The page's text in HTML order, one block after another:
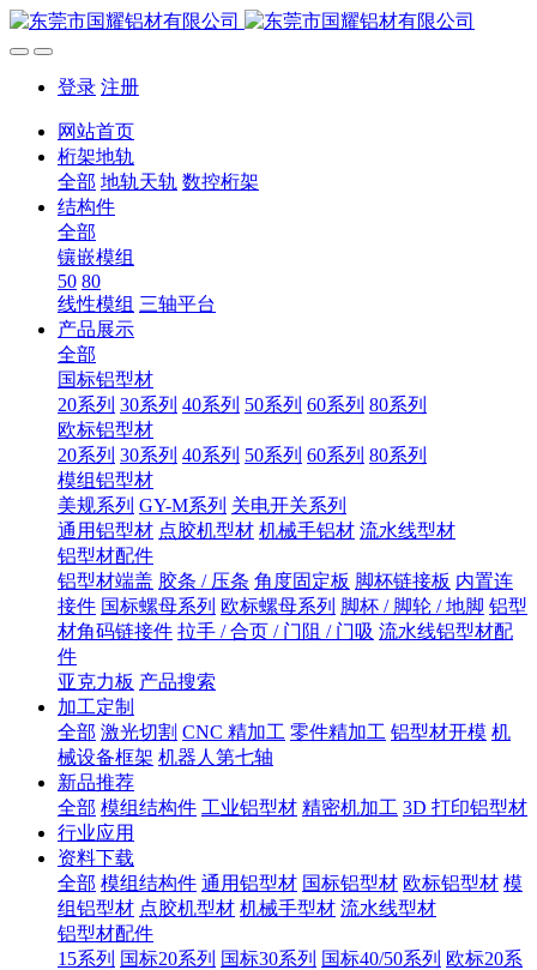
登录 注册
网站首页
桁架地轨
全部 地轨天轨 数控桁架
结构件
全部
镶嵌模组
50 80
线性模组 三轴平台
产品展示
全部
国标铝型材
20系列 30系列 40系列 50系列 60系列 80系列
欧标铝型材
20系列 30系列 40系列 50系列 60系列 80系列
模组铝型材
美规系列 GY-M系列 关电开关系列
通用铝型材 点胶机型材 机械手铝材 流水线型材
铝型材配件
铝型材端盖 胶条 / 压条 角度固定板 脚杯链接板 内置连
接件 国标螺母系列 欧标螺母系列 脚杯 / 脚轮 / 地脚 铝型
材角码链接件 拉手 / 合页 / 门阻 / 门吸 流水线铝型材配
件
亚克力板 产品搜索
加工定制
全部 激光切割 CNC 精加工 零件精加工 铝型材开模 机
械设备框架 机器人第七轴
新品推荐
全部 模组结构件 工业铝型材 精密机加工 3D 打印铝型材
行业应用
资料下载
全部 模组结构件 通用铝型材 国标铝型材 欧标铝型材 模
组铝型材 点胶机型材 机械手型材 流水线型材
铝型材配件
15系列 国标20系列 国标30系列 国标40/50系列 欧标20系